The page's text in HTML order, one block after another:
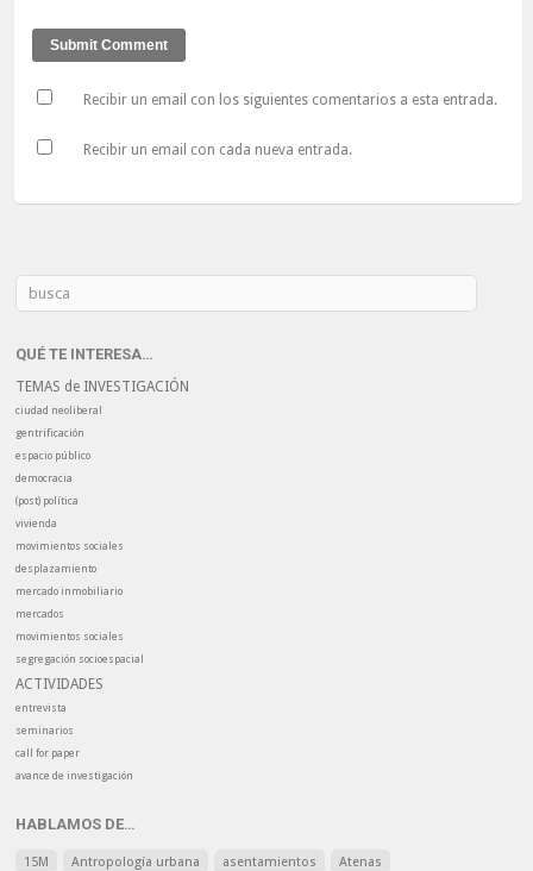
Recibir un email con los siguientes comentarios a esta entrada.
Recibir un email con cada nueva entrada.
QUÉ TE INTERESA…
TEMAS de INVESTIGACIÓN
ciudad neoliberal
gentrificación
espacio público
democracia
(post) política
vivienda
movimientos sociales
desplazamiento
mercado inmobiliario
mercados
movimientos sociales
segregación socioespacial
ACTIVIDADES
entrevista
seminarios
call for paper
avance de investigación
HABLAMOS DE…
15M Antropología urbana asentamientos
Atenas